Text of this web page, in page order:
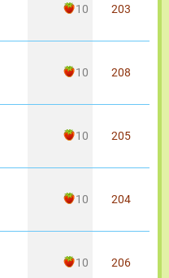
10 203
10 208
10 205
10 204
10 206